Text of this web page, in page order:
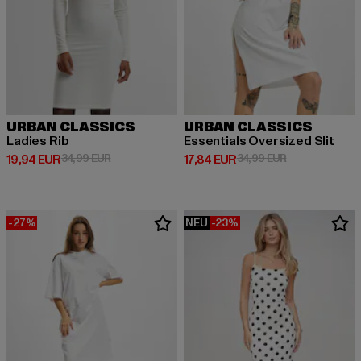
URBAN CLASSICS
Ladies Rib
19,94 EUR
Derzeitiger Preis: 19,94 EUR
34,99 EURAktionspreis: 34,99 EUR
URBAN CLASSICS
Essentials Oversized Slit
17,84 EUR
Derzeitiger Preis: 17,84 EUR
34,99 EURAktionspreis:
-27% NEU -23%